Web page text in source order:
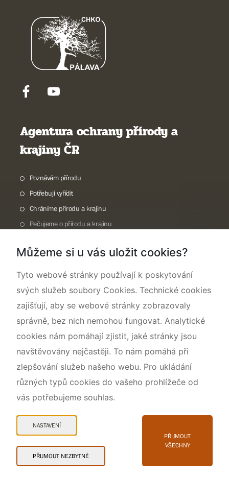
Agentura ochrany přírody a
krajiny ČR
Poznávám přírodu
Potřebuji vyřídit
Chráníme přírodu a krajinu
Pečujeme o přírodu a krajinu
O nás
Snadné čtení
© 2026 AOPK ČR
Můžeme si u vás uložit cookies?
Tyto webové stránky používají k poskytování
svých služeb soubory Cookies. Technické cookies
zajišťují, aby se webové stránky zobrazovaly
správně, bez nich nemohou fungovat. Analytické
cookies nám pomáhají zjistit, jaké stránky jsou
navštěvovány nejčastěji. To nám pomáhá při
zlepšování služeb našeho webu. Pro ukládání
různých typů cookies do vašeho prohlížeče od
vás potřebujeme souhlas.
NASTAVENÍ
PŘIJMOUT NEZBYTNÉ
PŘIJMOUT
VŠECHNY